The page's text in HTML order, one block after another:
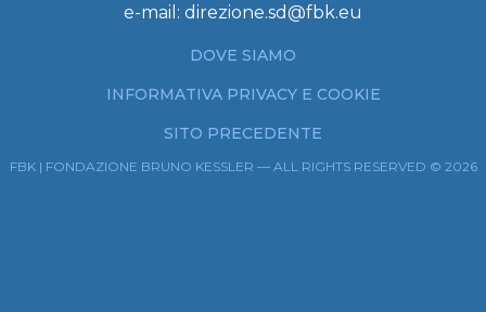
e-mail: direzione.sd@fbk.eu
DOVE SIAMO
INFORMATIVA PRIVACY E COOKIE
SITO PRECEDENTE
FBK | FONDAZIONE BRUNO KESSLER — ALL RIGHTS RESERVED © 2026